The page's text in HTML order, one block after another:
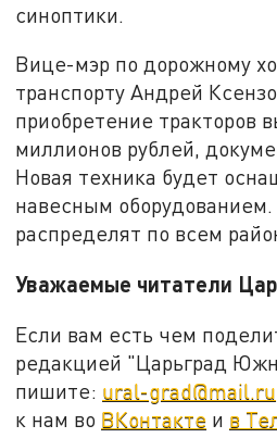
синоптики.
Вице-мэр по дорожному
транспорту Андрей
приобретение тракторов
миллионов рублей,
Новая техника будет
навесным
распределят по всем
Уважаемые читатели
Если вам есть чем
редакцией "Царьград
пишите: ural-grad@mail.ru
к нам во ВКонтакте и в